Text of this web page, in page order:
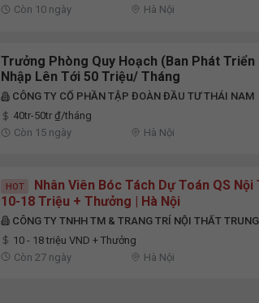
Còn 10 ngày
Hà Nội
Trưởng Phòng Quy Hoạch (Ban Phát Triển
Nhập Lên Tới 50 Triệu/ Tháng
CÔNG TY CỔ PHẦN TẬP ĐOÀN ĐẦU TƯ THÁI NAM
40tr-50tr ₫/tháng
Còn 15 ngày
Hà Nội
HOT
Nhân Viên Bóc Tách Dự Toán QS Nội
10-18 Triệu + Thưởng | Hà Nội
CÔNG TY TNHH TM & TRANG TRÍ NỘI THẤT
10 - 18 triệu VND + Thưởng
Còn 27 ngày
Hà Nội